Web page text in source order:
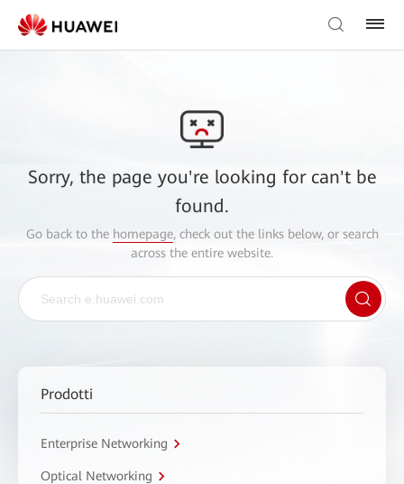
Sorry, the page you're looking for can't be
found.
Go back to the homepage, check out the links below, or search
across the entire website.
Prodotti
Enterprise Networking
Optical Networking